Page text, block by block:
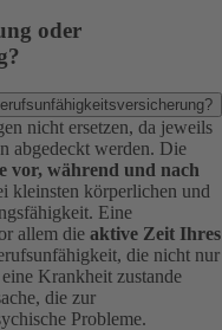
oder
nicht ersetzen, da jeweils
abgedeckt werden. Die
vor, während und nach
kleinsten körperlichen und
Eine
allem die aktive Zeit Ihres
die nicht nur
Krankheit zustande
die zur
Probleme.